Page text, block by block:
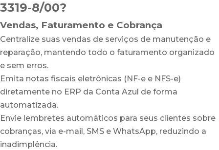
3319-8/00?
Vendas, Faturamento e Cobrança
Centralize suas vendas de serviços de manutenção e
reparação, mantendo todo o faturamento organizado
e sem erros.
Emita notas fiscais eletrônicas (NF-e e NFS-e)
diretamente no ERP da Conta Azul de forma
automatizada.
Envie lembretes automáticos para seus clientes sobre
cobranças, via e-mail, SMS e WhatsApp, reduzindo a
inadimplência.